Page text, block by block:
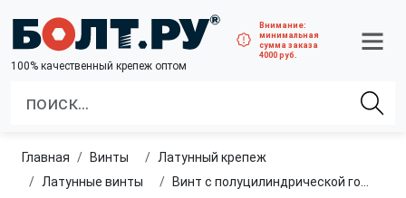
100% качественный крепеж оптом
Внимание:
минимальная
сумма заказа
4000 руб.
Главная винты
латунный крепеж
латунные винты
Винт с полуцилиндрической головкой, из латуни